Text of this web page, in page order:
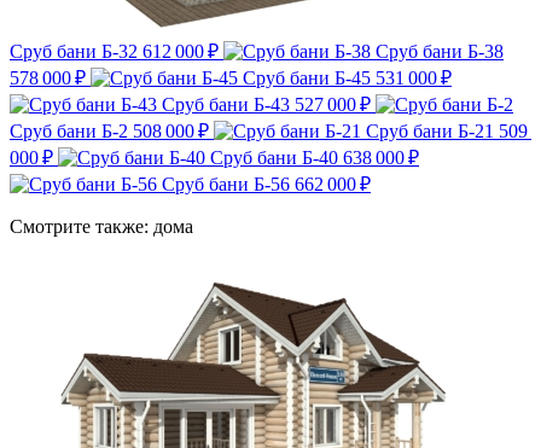
Сруб бани Б-32 612 000 ₽
Сруб бани Б-38
578 000 ₽
Сруб бани Б-45 531 000 ₽
Сруб бани Б-43 527 000 ₽
Сруб бани Б-2 508 000 ₽ Сруб бани Б-21 509
000 ₽
Сруб бани Б-40 638 000 ₽
Сруб бани Б-56 662 000 ₽
Смотрите также: дома